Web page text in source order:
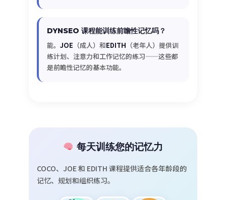
DYNSEO 课程能训练前瞻性记忆吗？
能。 JOE （成人）和EDITH （老年人）提供训
练计划、注意力和工作记忆的练习——这些都
是前瞻性记忆的基本功能。
每天训练您的记忆力
COCO、JOE 和 EDITH 课程提供适合各年龄段的
记忆、规划和组织练习。